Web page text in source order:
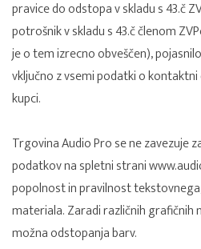
pravice do odstopa v skladu s 43.č
potrošnik v skladu s 43.č členom
je o tem izrecno obveščen),
vključno z vsemi podatki o kontaktni
kupci.
Trgovina Audio Pro se ne zavezuje
podatkov na spletni strani
popolnost in pravilnost
materiala. Zaradi različnih
možna odstopanja barv.